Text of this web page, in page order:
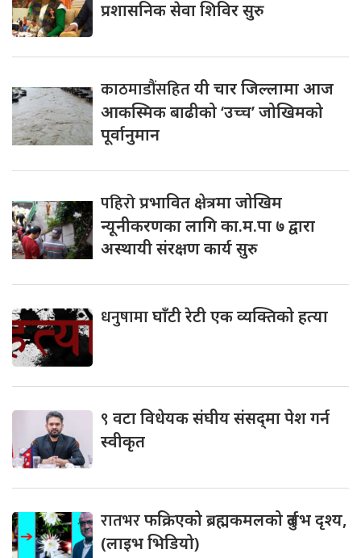
प्रशासनिक सेवा शिविर सुरु
काठमाडौंसहितयी चार जिल्लामा आज
आकस्मिक बाढीको ‘उच्च’ जोखिमको
पूर्वानुमान
पहिरोप्रभावित क्षेत्रमा जोखिम
न्यूनीकरणका लागि का.म.पा ७ द्वारा
अस्थायी संरक्षण कार्य सुरु
धनुषामाघाँटी रेटी एक व्यक्तिको हत्या
९ वटा विधेयक संघीय संसद्‌मा पेश गर्न
स्वीकृत
रातभरफक्रिएको ब्रह्मकमलको दुर्लभ दृश्य,
(लाइभ भिडियो)